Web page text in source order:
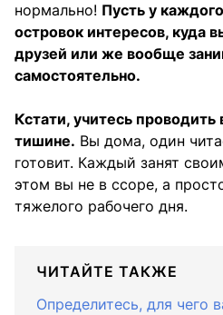
нормально! Пусть у
островок интересов, куда
друзей или же вообще
самостоятельно.
Кстати, учитесь
тишине. Вы дома, один
готовит. Каждый занят
этом вы не в ссоре, а
тяжелого рабочего дня.
ЧИТАЙТЕ ТАКЖЕ
Определитесь, для чего